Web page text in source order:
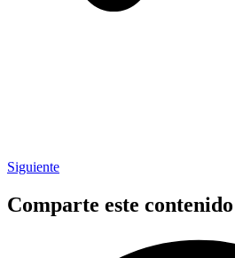
Siguiente
Comparte este contenido